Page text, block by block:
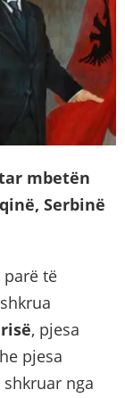
mbetën
Serbinë
parë të
, pjesa
pjesa
shkruar nga